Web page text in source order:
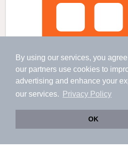
By using our services, you
our partners use cookies to
advertising and enhance your
our services.
Privacy Policy
OK
アプリに切り替えて、サクサ
会員登録なしですぐ使える。マッ
北新川駅 歩
愛知県碧南市末広